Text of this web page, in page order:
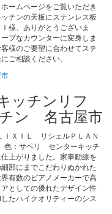
ムページをご覧いただき
チンの天板にステンレス板
様、ありがとうございま
プなカウンターに変身しま
様のご要望に合わせてステ
ご相談ください。
ッチンリフ
ン 名古屋市
ＸＩＬ リシェルＰＬＡＮ
：サペリ センターキッチ
上がりました。家事動線を
部にまでこだわりぬかれた
有数のピアノメーカーで高
としての優れたデザイン性
たハイクオリティーのシス